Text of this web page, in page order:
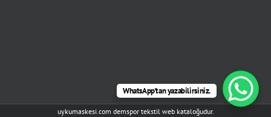
uykumaskesi.com demspor tekstil web kataloğudur.
WhatsApp'tan yazabilirsiniz.